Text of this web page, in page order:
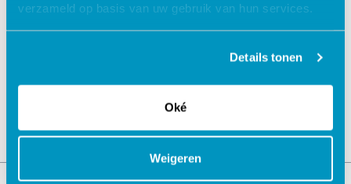
verzameld op basis van uw gebruik van hun services.
Details tonen
Oké
Weigeren
Jouw data veilig in de cloud